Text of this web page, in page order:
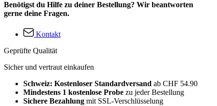
Benötigst du Hilfe zu deiner Bestellung? Wir beantworten
gerne deine Fragen.
Kontakt
Geprüfte Qualität
Sicher und vertraut einkaufen
Schweiz: Kostenloser Standardversand ab CHF 54.90
Mindestens 1 kostenlose Probe zu jeder Bestellung
Sichere Bezahlung mit SSL-Verschlüsselung